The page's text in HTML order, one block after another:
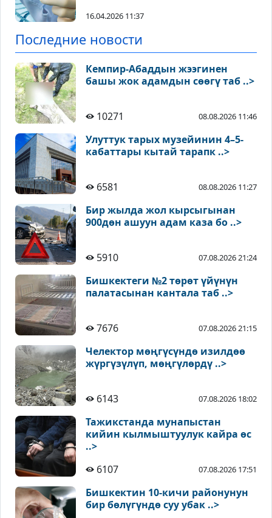
16.04.2026 11:37
Последние новости
Кемпир-Абаддын жээгинен
башы жок адамдын сөөгү таб ..>
10271 08.08.2026 11:46
Улуттук тарых музейинин 4–5-
кабаттары кытай тарапк ..>
6581 08.08.2026 11:27
Бир жылда жол кырсыгынан
900дөн ашуун адам каза бо ..>
5910 07.08.2026 21:24
Бишкектеги №2 төрөт үйүнүн
палатасынан кантала таб ..>
7676 07.08.2026 21:15
Челектор мөңгүсүндө изилдөө
жүргүзүлүп, мөңгүлөрдү ..>
6143 07.08.2026 18:02
Тажикстанда мунапыстан
кийин кылмыштуулук кайра өс
..>
6107
07.08.2026 17:51
Бишкектин 10-кичи районунун
бир бөлүгүндө суу убак ..>